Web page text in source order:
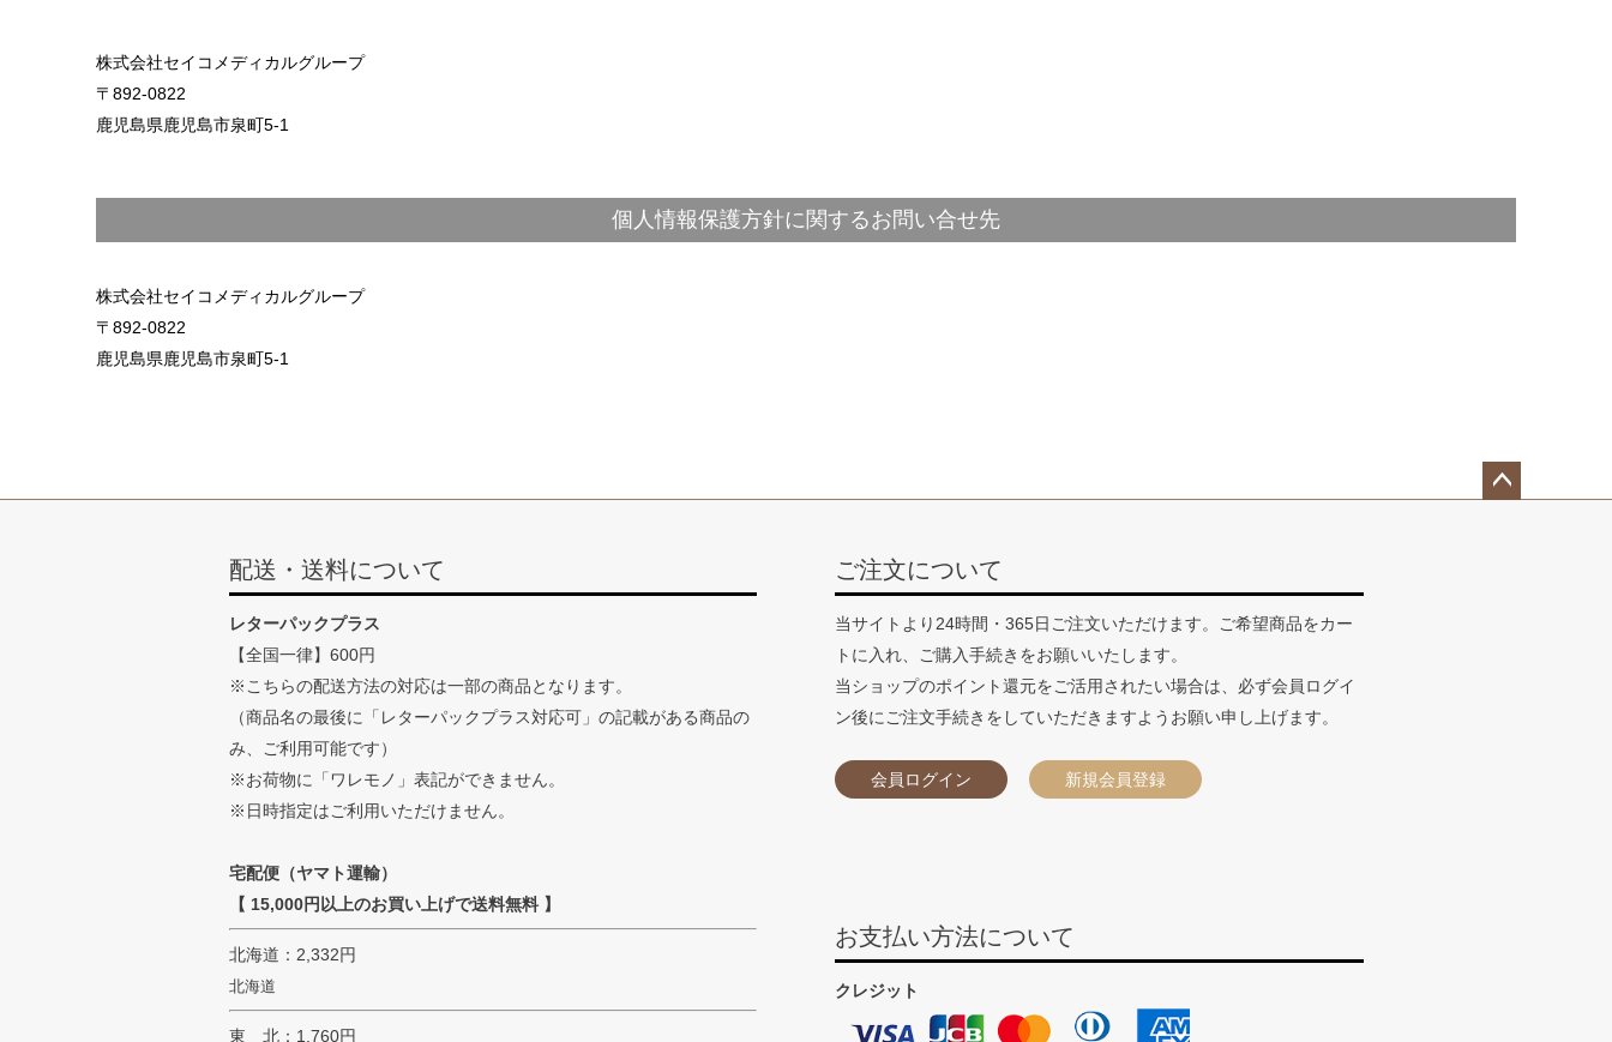
株式会社セイコメディカルグループ
892-0822
鹿児島県鹿児島市泉町5-1
個人情報保護方針に関するお問い合せ先
株式会社セイコメディカルグループ
892-0822
鹿児島県鹿児島市泉町5-1
配送・送料について
レターパックプラス
【全国一律】600円
※こちらの配送方法の対応は一部の商品となります。
（商品名の最後に「レターパックプラス対応可」の記載がある商品の
み、ご利用可能です）
※お荷物に「ワレモノ」表記ができません。
※日時指定はご利用いただけません。
宅配便（ヤマト運輸）
【 15,000円以上のお買い上げで送料無料 】
北海道：2,332円
北海道
東 北：1,760円
ご注文について
当サイトより24時間・365日ご注文いただけます。ご希望商品をカー
トに入れ、ご購入手続きをお願いいたします。
当ショップのポイント還元をご活用されたい場合は、必ず会員ログイ
ン後にご注文手続きをしていただきますようお願い申し上げます。
会員ログイン 新規会員登録
お支払い方法について
クレジット